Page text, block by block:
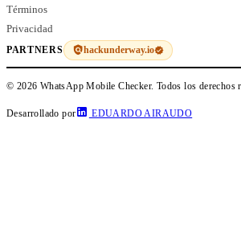
Términos
Privacidad
PARTNERS hackunderway.io
© 2026 WhatsApp Mobile Checker. Todos los derechos
Desarrollado por EDUARDO AIRAUDO